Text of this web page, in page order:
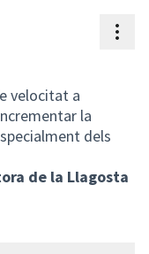
velocitat a
la
dels
de la Llagosta